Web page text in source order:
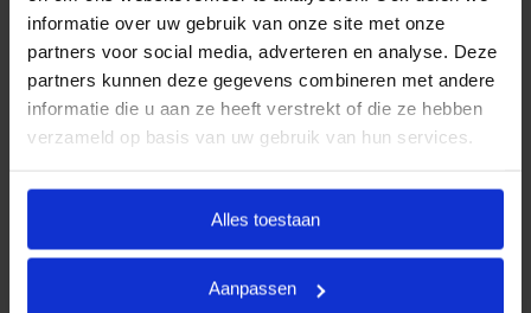
informatie over uw gebruik van onze site met onze
partners voor social media, adverteren en analyse. Deze
partners kunnen deze gegevens combineren met andere
informatie die u aan ze heeft verstrekt of die ze hebben
verzameld op basis van uw gebruik van hun services.
Alles toestaan
Aanpassen
via telefoonnummer 085 016 0685 .
Klanten Vertellen
Goedkope Uitvaart24, onderdeel
van Uitvaart24, scoort een 9.3
met met meer dan 1400